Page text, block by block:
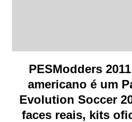
PESModders
americano é um
Evolution Soccer
faces reais, kits